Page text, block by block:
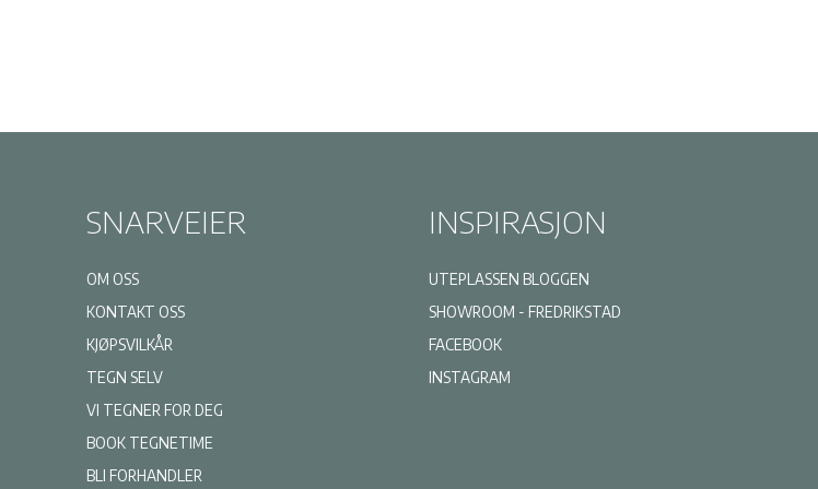
SNARVEIER
OM OSS
KONTAKT OSS
KJØPSVILKÅR
TEGN SELV
VI TEGNER FOR DEG
BOOK TEGNETIME
BLI FORHANDLER
INSPIRASJON
UTEPLASSEN BLOGGEN
SHOWROOM - FREDRIKSTAD
FACEBOOK
INSTAGRAM